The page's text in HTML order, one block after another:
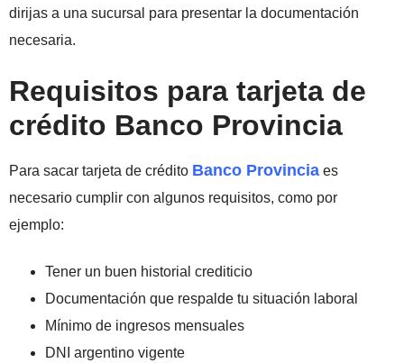
dirijas a una sucursal para presentar la documentación
necesaria.
Requisitos para tarjeta de
crédito Banco Provincia
Para sacar tarjeta de crédito Banco Provincia es
necesario cumplir con algunos requisitos, como por
ejemplo:
Tener un buen historial crediticio
Documentación que respalde tu situación laboral
Mínimo de ingresos mensuales
DNI argentino vigente